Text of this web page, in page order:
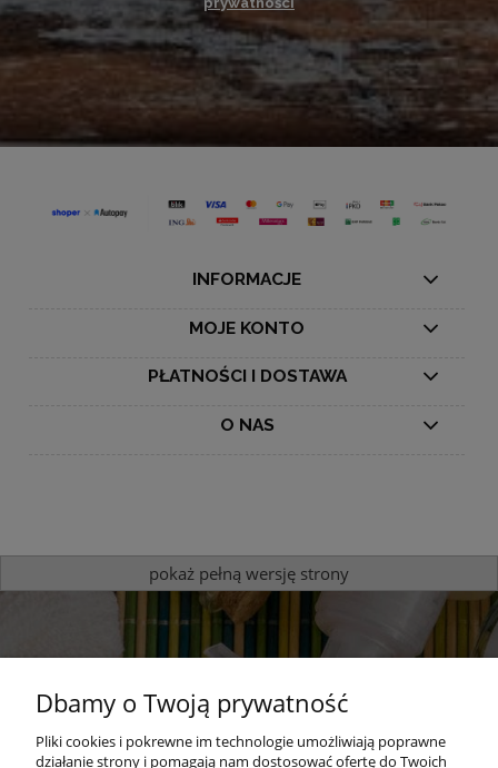
INFORMACJE
MOJE KONTO
PŁATNOŚCI I DOSTAWA
O NAS
pokaż pełną wersję strony
Dbamy o Twoją prywatność
Pliki cookies i pokrewne im technologie umożliwiają poprawne
działanie strony i pomagają nam dostosować ofertę do Twoich